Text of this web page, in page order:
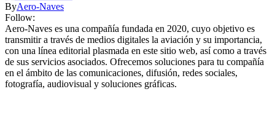
ByAero-Naves
Follow:
Aero-Naves es una compañía fundada en 2020, cuyo objetivo es
transmitir a través de medios digitales la aviación y su importancia,
con una línea editorial plasmada en este sitio web, así como a través
de sus servicios asociados. Ofrecemos soluciones para tu compañía
en el ámbito de las comunicaciones, difusión, redes sociales,
fotografía, audiovisual y soluciones gráficas.